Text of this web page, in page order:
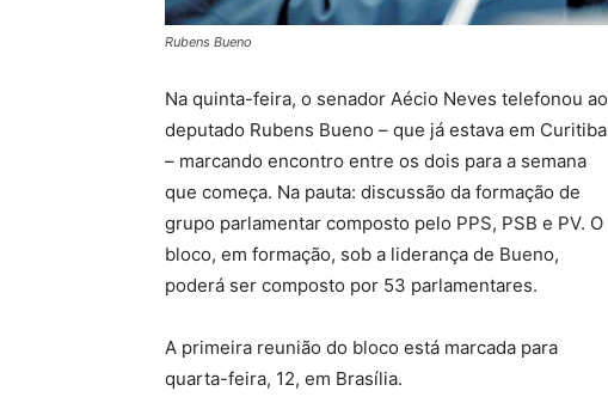
Rubens Bueno
Na quinta-feira, o senador Aécio Neves telefonou ao
deputado Rubens Bueno – que já estava em Curitiba
– marcando encontro entre os dois para a semana
que começa. Na pauta: discussão da formação de
grupo parlamentar composto pelo PPS, PSB e PV. O
bloco, em formação, sob a liderança de Bueno,
poderá ser composto por 53 parlamentares.
A primeira reunião do bloco está marcada para
quarta-feira, 12, em Brasília.